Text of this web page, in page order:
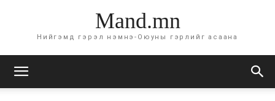
Mand.mn
Нийгэмд гэрэл нэмнэ-Оюуны гэрлийг асаана